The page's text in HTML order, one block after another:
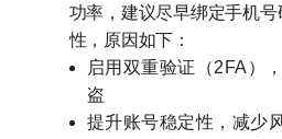
功率，建议尽早绑定手机
性，原因如下：
启用双重验证（2FA）
盗
提升账号稳定性，减少